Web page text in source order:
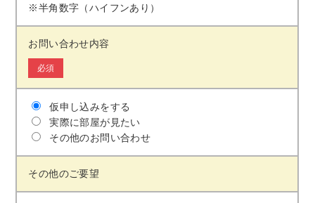
※半角数字（ハイフンあり）
お問い合わせ内容
必須
仮申し込みをする
実際に部屋が見たい
その他のお問い合わせ
その他のご要望